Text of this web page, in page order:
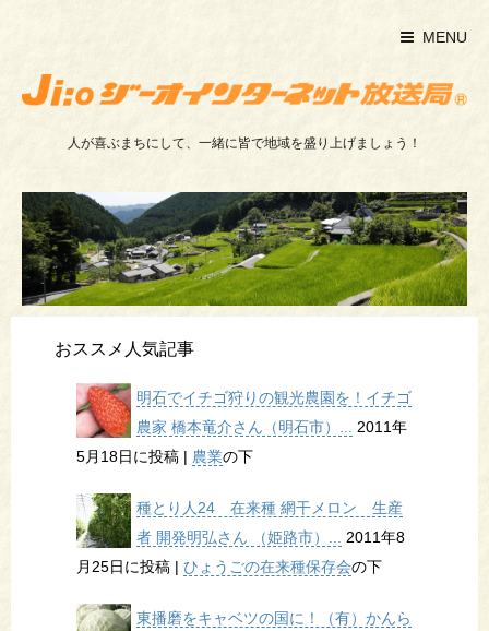
MENU
人が喜ぶまちにして、一緒に皆で地域を盛り上げましょう！
おススメ人気記事
明石でイチゴ狩りの観光農園を！イチゴ
農家 橋本竜介さん（明石市）... 2011年
5月18日に投稿 | 農業の下
種とり人24 在来種 網干メロン 生産
者 開発明弘さん （姫路市）... 2011年8
月25日に投稿 | ひょうごの在来種保存会の下
東播磨をキャベツの国に！（有）かんら